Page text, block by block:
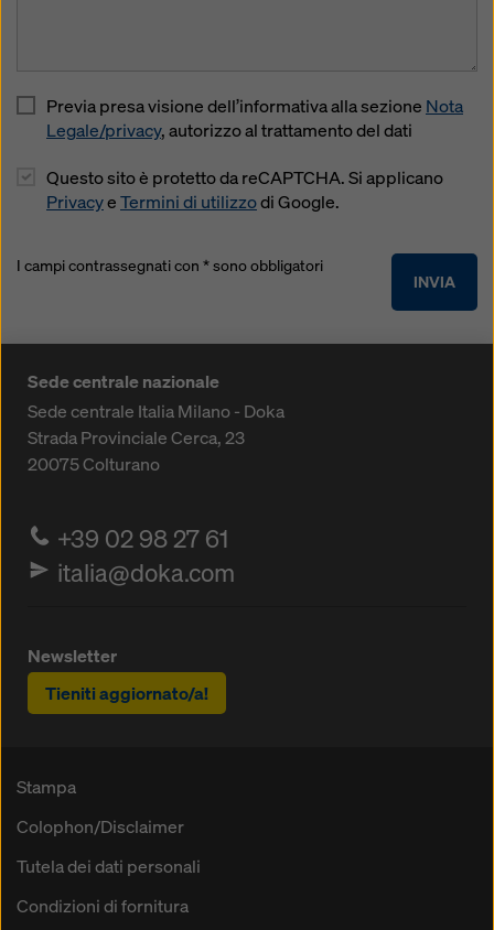
Previa presa visione dell’informativa alla sezione Nota
Legale/privacy, autorizzo al trattamento del dati
Questo sito è protetto da reCAPTCHA. Si applicano
PrivacyeTermini di utilizzodi Google.
INVIA
I campi contrassegnati con * sono obbligatori
Sede centrale nazionale
Sede centrale Italia Milano - Doka
Strada Provinciale Cerca, 23
20075Colturano
+39 02 98 27 61
italia@doka.com
Newsletter
Tieniti aggiornato/a!
Stampa
Colophon/Disclaimer
Tutela dei dati personali
Condizioni di fornitura